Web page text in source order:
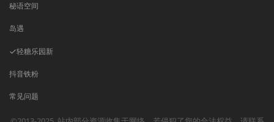
秘语空间
岛遇
轻糖乐园新
抖音铁粉
常见问题